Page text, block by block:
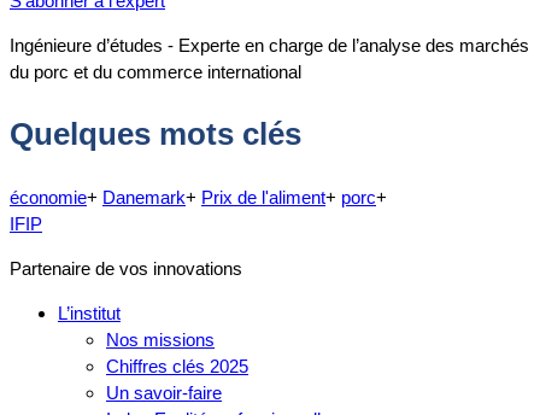
Ingénieure d’études - Experte en charge de l’analyse des marchés
du porc et du commerce international
Quelques mots clés
économie+ Danemark+ Prix de l'aliment+ porc+
IFIP
Partenaire de vos innovations
L’institut
Nos missions
Chiffres clés 2025
Un savoir-faire